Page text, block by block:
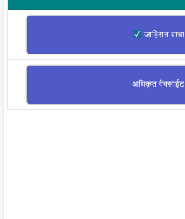
जाहिरात वाचा
अधिकृत वेबसाईट